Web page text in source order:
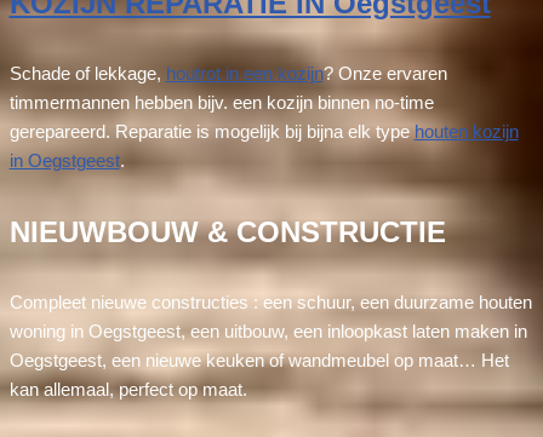
Schade of lekkage, houtrot in een kozijn? Onze ervaren
timmermannen hebben bijv. een kozijn binnen no-time
gerepareerd. Reparatie is mogelijk bij bijna elk type houten kozijn
in Oegstgeest.
NIEUWBOUW & CONSTRUCTIE
Compleet nieuwe constructies : een schuur, een duurzame houten
woning in Oegstgeest, een uitbouw, een inloopkast laten maken in
Oegstgeest, een nieuwe keuken of wandmeubel op maat… Het
kan allemaal, perfect op maat.